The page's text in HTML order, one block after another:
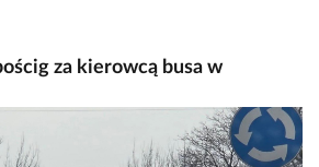
za kierowcą busa w